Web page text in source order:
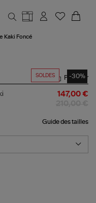
Kaki Foncé
SOLDES -30%
Partager
147,00 €
Guide des tailles